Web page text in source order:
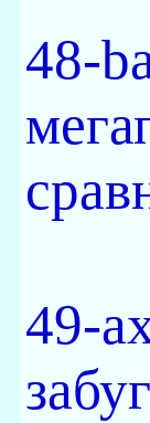
48-
49-